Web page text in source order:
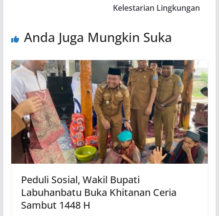
Kelestarian Lingkungan
Anda Juga Mungkin Suka
Peduli Sosial, Wakil Bupati
Labuhanbatu Buka Khitanan Ceria
Sambut 1448 H